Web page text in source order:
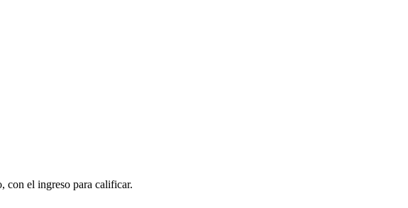
con el ingreso para calificar.